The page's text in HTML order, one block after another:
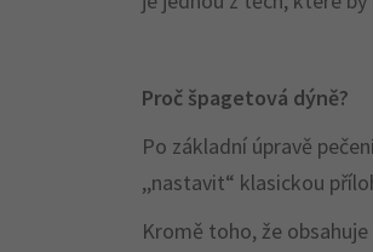
Proč špagetová dýně?
Po základní úpravě
,,nastavit“ klasickou
Kromě toho, že